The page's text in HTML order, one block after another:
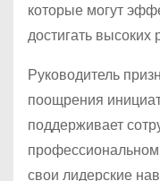
которые могут
достигать высоких
Руководитель
поощрения
поддерживает
свои лидерские